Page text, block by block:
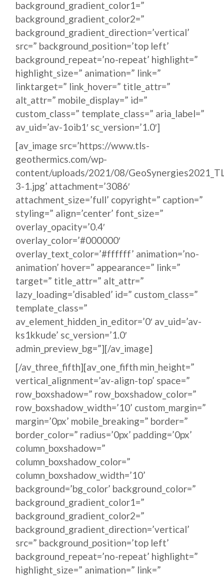
background_gradient_color1=”
background_gradient_color2=”
background_gradient_direction=’vertical’
src=” background_position=’top left’
background_repeat=’no-repeat’ highlight=”
highlight_size=” animation=” link=”
linktarget=” link_hover=” title_attr=”
alt_attr=” mobile_display=” id=”
custom_class=” template_class=” aria_label=”
av_uid=’av-1oib1′ sc_version=’1.0′]
[av_image src=’https://www.tls-
geothermics.com/wp-
content/uploads/2021/08/
3-1.jpg’ attachment=’3086′
attachment_size=’full’ copyright=” caption=”
styling=” align=’center’ font_size=”
overlay_opacity=’0.4′
overlay_color=’#000000′
overlay_text_color=’#ffffff’ animation=’no-
animation’ hover=” appearance=” link=”
target=” title_attr=” alt_attr=”
lazy_loading=’disabled’ id=” custom_class=”
template_class=”
av_element_hidden_in_editor=’0′ av_uid=’av-
ks1kkude’ sc_version=’1.0′
admin_preview_bg=”][/av_image]
[/av_three_fifth][av_one_fifth min_height=”
vertical_alignment=’av-align-top’ space=”
row_boxshadow=” row_boxshadow_color=”
row_boxshadow_width=’10’ custom_margin=”
margin=’0px’ mobile_breaking=” border=”
border_color=” radius=’0px’ padding=’0px’
column_boxshadow=”
column_boxshadow_color=”
column_boxshadow_width=’10’
background=’bg_color’ background_color=”
background_gradient_color1=”
background_gradient_color2=”
background_gradient_direction=’vertical’
src=” background_position=’top left’
background_repeat=’no-repeat’ highlight=”
highlight_size=” animation=” link=”